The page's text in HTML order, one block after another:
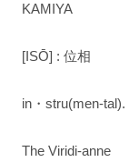
KAMIYA
[ISŌ] : 位相
in・stru(men-tal).
The Viridi-anne